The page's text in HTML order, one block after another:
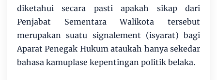
diketahui secara pasti apakah sikap dari
Penjabat Sementara Walikota tersebut
merupakan suatu signalement (isyarat) bagi
Aparat Penegak Hukum ataukah hanya sekedar
bahasa kamuplase kepentingan politik belaka.